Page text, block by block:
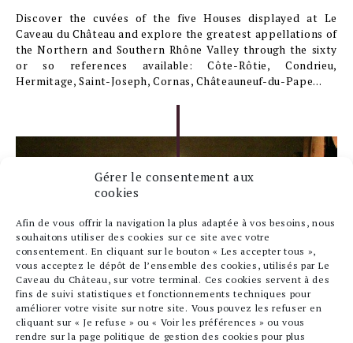
Gérer le consentement aux
cookies
Afin de vous offrir la navigation la plus adaptée à vos besoins, nous
souhaitons utiliser des cookies sur ce site avec votre
consentement. En cliquant sur le bouton « Les accepter tous »,
vous acceptez le dépôt de l’ensemble des cookies, utilisés par Le
Caveau du Château, sur votre terminal. Ces cookies servent à des
fins de suivi statistiques et fonctionnements techniques pour
améliorer votre visite sur notre site. Vous pouvez les refuser en
cliquant sur « Je refuse » ou « Voir les préférences » ou vous
rendre sur la page politique de gestion des cookies pour plus
Discover the cuvées of the five Houses displayed at Le
Caveau du Château and explore the greatest appellations of
the Northern and Southern Rhône Valley through the sixty
or so references available: Côte-Rôtie, Condrieu,
Hermitage, Saint-Joseph, Cornas, Châteauneuf-du-Pape...